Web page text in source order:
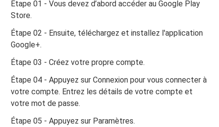
Étape 01 - Vous devez d’abord accéder au Google Play
Store.
Étape 02 - Ensuite, téléchargez et installez l'application
Google+.
Étape 03 - Créez votre propre compte.
Étape 04 - Appuyez sur Connexion pour vous connecter à
votre compte. Entrez les détails de votre compte et
votre mot de passe.
Étape 05 - Appuyez sur Paramètres.